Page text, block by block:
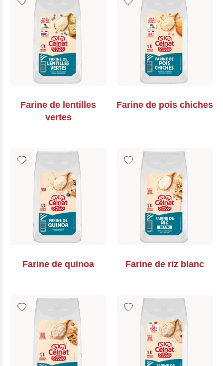
Farine de lentilles
vertes
Farine de pois chiches
Farine de quinoa Farine de riz blanc